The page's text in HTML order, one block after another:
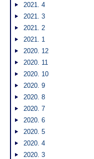
2021. 4
2021. 3
2021. 2
2021. 1
2020. 12
2020. 11
2020. 10
2020. 9
2020. 8
2020. 7
2020. 6
2020. 5
2020. 4
2020. 3